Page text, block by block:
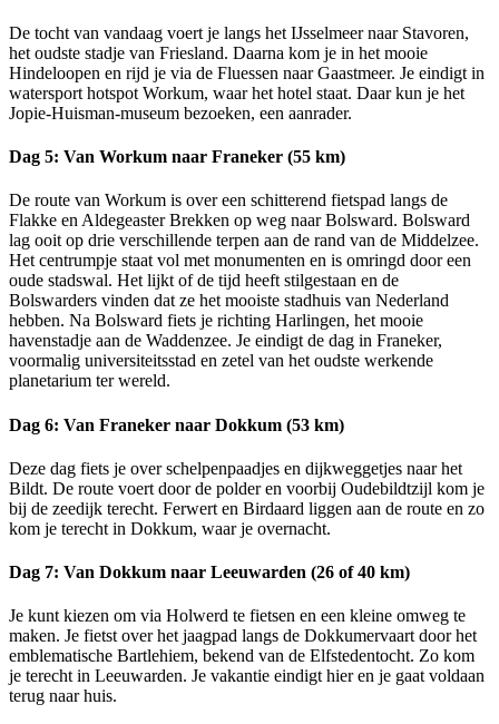
De tocht van vandaag voert je langs het IJsselmeer naar Stavoren,
het oudste stadje van Friesland. Daarna kom je in het mooie
Hindeloopen en rijd je via de Fluessen naar Gaastmeer. Je eindigt in
watersport hotspot Workum, waar het hotel staat. Daar kun je het
Jopie-Huisman-museum bezoeken, een aanrader.
Dag 5: Van Workum naar Franeker (55 km)
De route van Workum is over een schitterend fietspad langs de
Flakke en Aldegeaster Brekken op weg naar Bolsward. Bolsward
lag ooit op drie verschillende terpen aan de rand van de Middelzee.
Het centrumpje staat vol met monumenten en is omringd door een
oude stadswal. Het lijkt of de tijd heeft stilgestaan en de
Bolswarders vinden dat ze het mooiste stadhuis van Nederland
hebben. Na Bolsward fiets je richting Harlingen, het mooie
havenstadje aan de Waddenzee. Je eindigt de dag in Franeker,
voormalig universiteitsstad en zetel van het oudste werkende
planetarium ter wereld.
Dag 6: Van Franeker naar Dokkum (53 km)
Deze dag fiets je over schelpenpaadjes en dijkweggetjes naar het
Bildt. De route voert door de polder en voorbij Oudebildtzijl kom je
bij de zeedijk terecht. Ferwert en Birdaard liggen aan de route en zo
kom je terecht in Dokkum, waar je overnacht.
Dag 7: Van Dokkum naar Leeuwarden (26 of 40 km)
Je kunt kiezen om via Holwerd te fietsen en een kleine omweg te
maken. Je fietst over het jaagpad langs de Dokkumervaart door het
emblematische Bartlehiem, bekend van de Elfstedentocht. Zo kom
je terecht in Leeuwarden. Je vakantie eindigt hier en je gaat voldaan
terug naar huis.